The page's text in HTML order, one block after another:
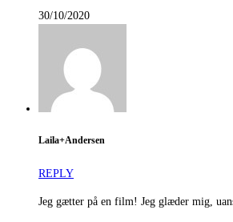
30/10/2020
Laila+Andersen
REPLY
Jeg gætter på en film! Jeg glæder mig,